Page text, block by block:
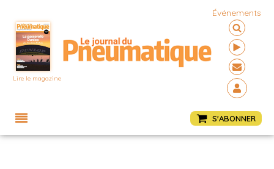
Lire le magazine
Événements
S'ABONNER